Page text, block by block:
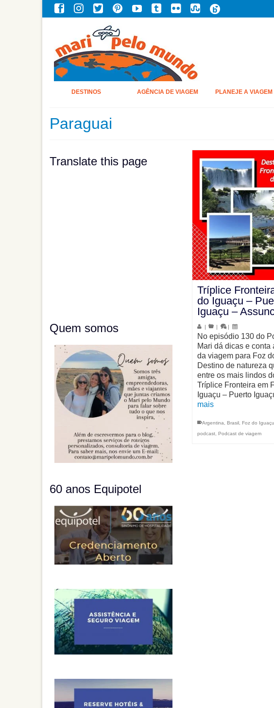
DESTINOS AGÊNCIA DE VIAGEM PLANEJE A VIAGEM
Paraguai
Tríplice
do Iguaçu –
Iguaçu –
No episódio 130 do
Mari dá dicas e conta
da viagem para Foz
Destino de natureza
entre os mais lindos
Tríplice Fronteira em
Iguaçu – Puerto
mais
Argentina, Brasil, Foz do Iguaçu
podcast, Podcast de viagem
Translate this page
Quem somos
60 anos Equipotel